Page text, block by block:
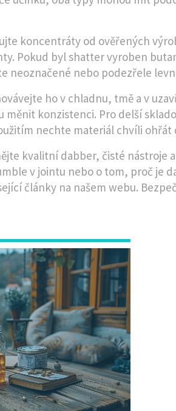
koncentráty od ověřených
Pokud byl shatter vyroben
neoznačené nebo podezřele
ho v chladnu, tmě a v
měnit konzistenci. Pro delší
nechte materiál chvíli
kvalitní dabber, čisté nástroje
v jointu nebo o tom, proč je
články na našem webu.